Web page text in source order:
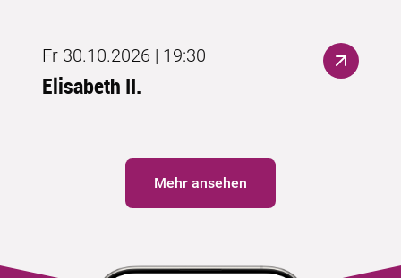
Fr 30.10.2026 | 19:30
Elisabeth II.
Mehr ansehen